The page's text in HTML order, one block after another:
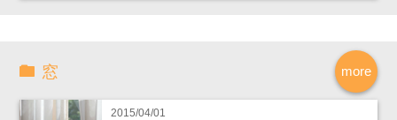
more
窓
2015/04/01